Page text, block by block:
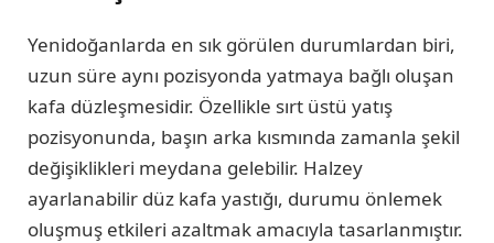
Yenidoğanlarda en sık görülen durumlardan biri,
uzun süre aynı pozisyonda yatmaya bağlı oluşan
kafa düzleşmesidir. Özellikle sırt üstü yatış
pozisyonunda, başın arka kısmında zamanla şekil
değişiklikleri meydana gelebilir. Halzey
ayarlanabilir düz kafa yastığı, durumu önlemek
oluşmuş etkileri azaltmak amacıyla tasarlanmıştır.